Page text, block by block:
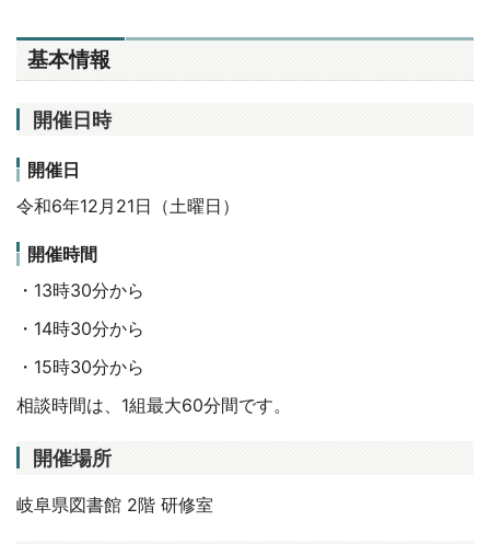
基本情報
開催日時
開催日
令和6年12月21日（土曜日）
開催時間
・ 13時30分から
・ 14時30分から
・ 15時30分から
相談時間は、1組最大60分間です。
開催場所
岐阜県図書館 2階 研修室